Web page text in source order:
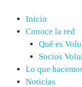
contenido
Inicio
Conoce la red
Qué es
Socios
Lo que
Noticias